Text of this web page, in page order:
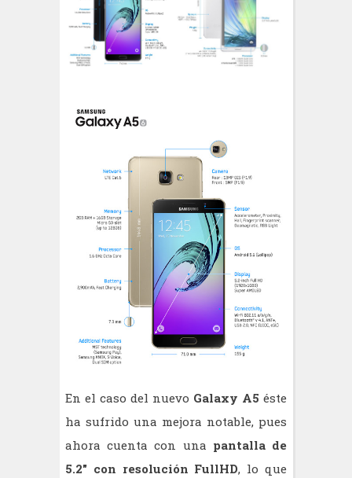
En el caso del nuevo Galaxy A5 éste
ha sufrido una mejora notable, pues
ahora cuenta con una pantalla de
5.2" con resolución FullHD, lo que